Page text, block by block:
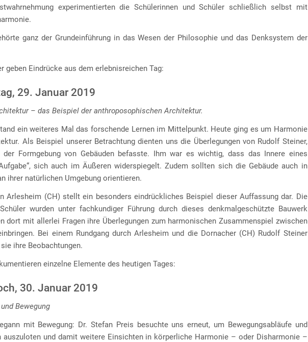
experimentierten die Schülerinnen und Schüler schließlich selbst mit
ganz der Grundeinführung in das Wesen der Philosophie und das Denksystem der
geben Eindrücke aus dem erlebnisreichen Tag:
29. Januar 2019
– das Beispiel der anthroposophischen Architektur.
ein weiteres Mal das forschende Lernen im Mittelpunkt. Heute ging es um Harmonie
Als Beispiel unserer Betrachtung dienten uns die Überlegungen von Rudolf Steiner,
Formgebung von Gebäuden befasste. Ihm war es wichtig, dass das Innere eines
sich auch im Äußeren widerspiegelt. Zudem sollten sich die Gebäude auch in
ihrer natürlichen Umgebung orientieren.
Arlesheim (CH) stellt ein besonders eindrückliches Beispiel dieser Auffassung dar. Die
wurden unter fachkundiger Führung durch dieses denkmalgeschützte Bauwerk
dort mit allerlei Fragen ihre Überlegungen zum harmonischen Zusammenspiel zwischen
Bei einem Rundgang durch Arlesheim und die Dornacher (CH) Rudolf Steiner
ihre Beobachtungen.
einzelne Elemente des heutigen Tages:
30. Januar 2019
Bewegung
mit Bewegung: Dr. Stefan Preis besuchte uns erneut, um Bewegungsabläufe und
auszuloten und damit weitere Einsichten in körperliche Harmonie – oder Disharmonie –